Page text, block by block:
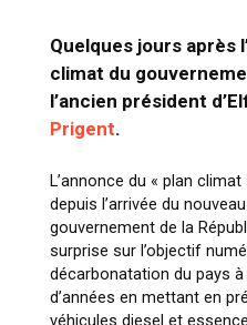
Quelques jours après
climat du
l’ancien président
Prigent.
L’annonce du « plan
depuis l’arrivée du
gouvernement de la
surprise sur l’objectif
décarbonatation du pays à
d’années en mettant en